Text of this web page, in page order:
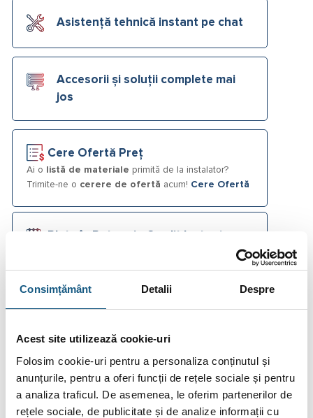
Consimțământ Detalii Despre
Acest site utilizează cookie-uri
Folosim cookie-uri pentru a personaliza conținutul și
anunțurile, pentru a oferi funcții de rețele sociale și pentru
a analiza traficul. De asemenea, le oferim partenerilor de
rețele sociale, de publicitate și de analize informații cu
Asistență tehnică instant pe chat
Accesorii și soluții complete mai
jos
Cere Ofertă Preț
Ai o listă de materiale primită de la instalator?
Trimite-ne o cerere de ofertă acum! Cere Ofertă
Fotografiile produselor au caracter informativ și pot
conține accesorii neincluse în pachetele standard. De
producător fără preaviz sau pot conține erori de operare.